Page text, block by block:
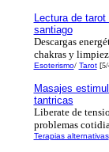
Lectura de
santiago
Descargas
chakras y
Esoterismo/ Tarot[5/
Masajes
tantricas
Liberate de
problemas
Terapias alternativas